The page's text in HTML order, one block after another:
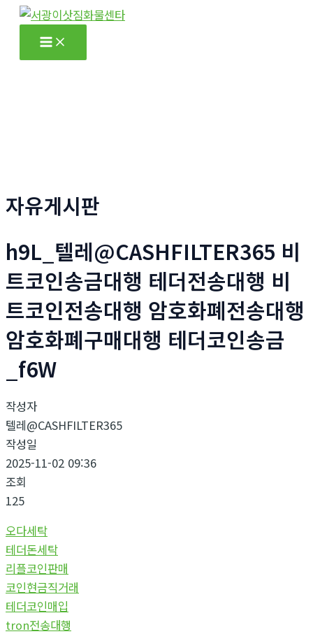
Main
Menu
자유게시판
h9L_텔레@CASHFILTER365 비
트코인송금대행 테더전송대행 비
트코인전송대행 암호화폐전송대행
암호화폐구매대행 테더코인송금
_f6W
작성자
텔레@CASHFILTER365
작성일
2025-11-02 09:36
조회
125
오다세탁
테더돈세탁
리플코인판매
코인현금직거래
테더코인매입
tron전송대행